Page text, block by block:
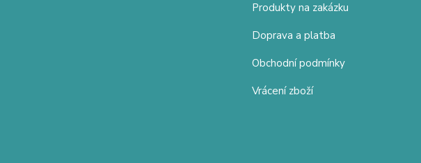
Produkty na zakázku
Doprava a platba
Obchodní podmínky
Vrácení zboží